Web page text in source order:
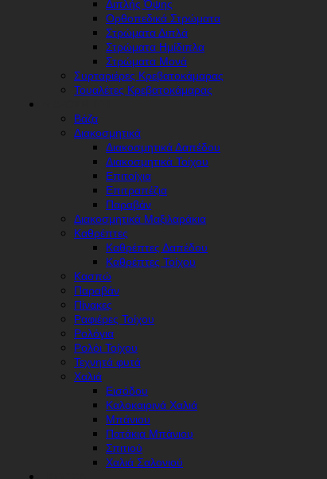
Διπλής Όψης
Ορθοπεδικά Στρώματα
Στρώματα Διπλά
Στρώματα Ημίδιπλα
Στρώματα Μονά
Συρταριέρες Κρεβατοκάμαρας
Τουαλέτες Κρεβατοκάμαρας
Βάζα
Διακοσμητικά
Διακοσμητικά Δαπέδου
Διακοσμητικά Τοίχου
Επιτοίχια
Επιτραπέζια
Παραβάν
Διακοσμητικά Μαξιλαράκια
Καθρέπτες
Καθρέπτες Δαπέδου
Καθρέπτες Τοίχου
Κασπώ
Παραβάν
Πίνακες
Ραφιέρες Τοίχου
Ρολόγια
Ρολόι Τοίχου
Τεχνητά φυτά
Χαλιά
Εισόδου
Καλοκαιρινά Χαλιά
Μπάνιου
Πατάκια Μπάνιου
Σπιτιού
Χαλιά Σαλονιού